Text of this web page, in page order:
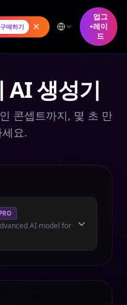
매하기
업그
레이
드
AI 생성기
콘셉트까지, 몇 초 만
요.
PRO
AI model for